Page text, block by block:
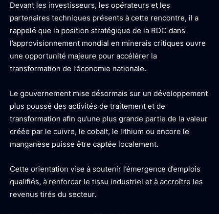
Devant les investisseurs, les opérateurs et les
partenaires techniques présents à cette rencontre, il a
rappelé que la position stratégique de la RDC dans
l’approvisionnement mondial en minerais critiques ouvre
une opportunité majeure pour accélérer la
transformation de l’économie nationale.
Le gouvernement mise désormais sur un développement
plus poussé des activités de traitement et de
transformation afin qu’une plus grande partie de la valeur
créée par le cuivre, le cobalt, le lithium ou encore le
manganèse puisse être captée localement.
Cette orientation vise à soutenir l’émergence d’emplois
qualifiés, à renforcer le tissu industriel et à accroître les
revenus tirés du secteur.